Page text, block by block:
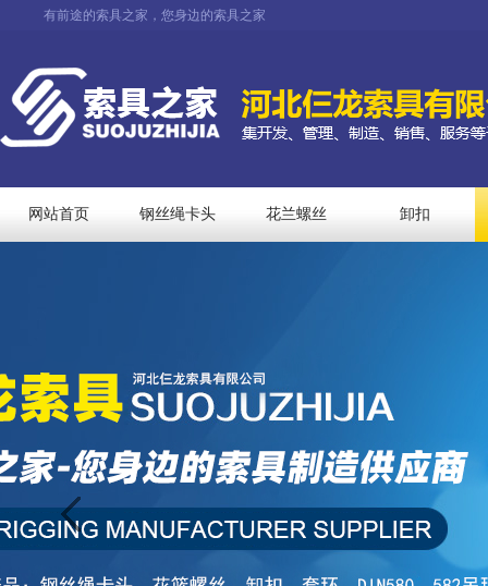
有前途的索具之家，您身边的索具之家
网站首页 钢丝绳卡头 花兰螺丝 卸扣